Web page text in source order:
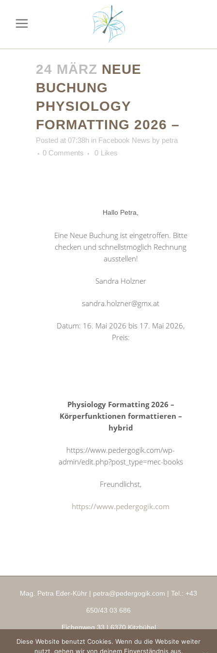
24 MÄRZ NEUE
BUCHUNG
PHYSIOLOGY
FORMATTING 2026 –
Posted at 07:38h in Facebook News by petra
0 Comments
0 Likes
Hallo Petra,
Eine Neue Buchung ist eingetroffen. Bitte
checken und schnellstmöglich Rechnung
ausstellen!
Sandra Holzner
sandra.holzner@gmx.at
Datum: 16. Mai 2026 bis 17. Mai 2026,
Preis:
Physiology Formatting 2026 –
Körperfunktionen formattieren –
hybrid
https://www.pedergogik.com/wp-
admin/edit.php?post_type=mec-books
Freundlichst,
https://www.pedergogik.com
Mag. Petra Eder-Kühr | petra@pedergogik.com | Tel.: +43
650/43 03 686
Eichenweg 33 | 6370 Kitzbühel
Impressum|AGBs|Datenschutz|Ringana Shop
Diese Website benutzt Cookies. Wenn du die Website weiter
nutzt, gehen wir von deinem Einverständnis aus.